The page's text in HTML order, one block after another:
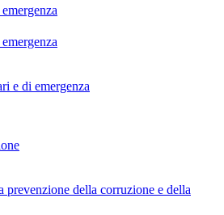
e di emergenza
prevenzione della corruzione e della